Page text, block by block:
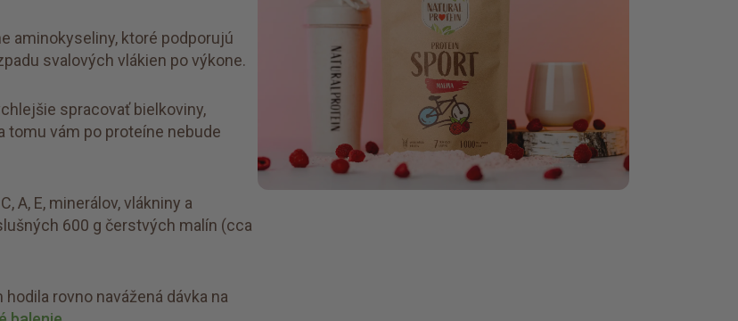
aminokyseliny, ktoré podporujú
svalových vlákien po výkone.
spracovať bielkoviny,
tomu vám po proteíne nebude
A, E, minerálov, vlákniny a
600 g čerstvých malín (cca
rovno navážená dávka na